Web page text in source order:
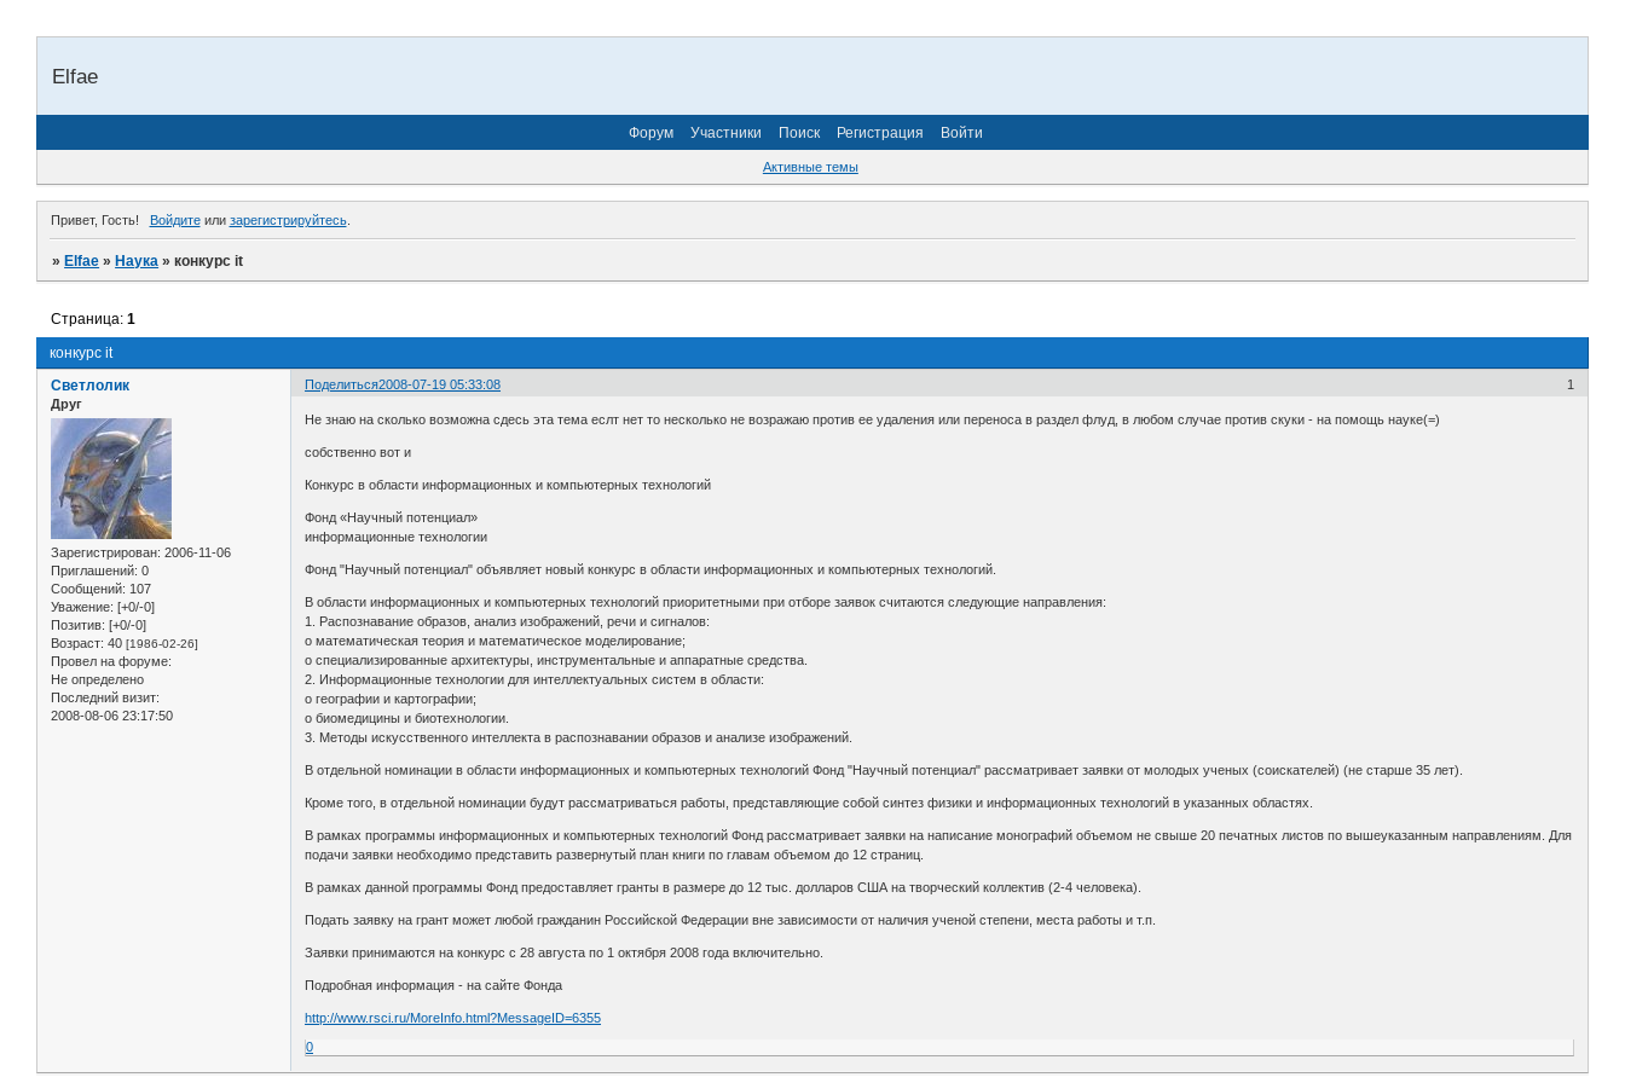
Elfae
Форум Участники Поиск Регистрация Войти
Активные темы
Привет, Гость! Войдитеили зарегистрируйтесь.
»Elfae »Наука »конкурс it
конкурс it
Страница:1
Поделиться 1
2008-07-19 05:33:08
Светлолик
Друг
Зарегистрирован: 2006-11-06
Приглашений: 0
Сообщений: 107
Уважение: [+0/-0]
Позитив: [+0/-0]
Возраст: 40 [1986-02-26]
Провел на форуме:
Не определено
Последний визит:
2008-08-06 23:17:50
Не знаю на сколько возможна сдесь эта тема еслт нет то несколько не возражаю против ее удаления или переноса в раздел флуд, в любом случае против скуки - на помощь науке(=)
собственно вот и
Конкурс в области информационных и компьютерных технологий
Фонд «Научный потенциал»
информационные технологии
Фонд "Научный потенциал" объявляет новый конкурс в области информационных и компьютерных технологий.
В области информационных и компьютерных технологий приоритетными при отборе заявок считаются следующие направления:
1. Распознавание образов, анализ изображений, речи и сигналов:
o математическая теория и математическое моделирование;
o специализированные архитектуры, инструментальные и аппаратные средства.
2. Информационные технологии для интеллектуальных систем в области:
o географии и картографии;
o биомедицины и биотехнологии.
3. Методы искусственного интеллекта в распознавании образов и анализе изображений.
В отдельной номинации в области информационных и компьютерных технологий Фонд "Научный потенциал" рассматривает заявки от молодых ученых (соискателей) (не старше 35 лет).
Кроме того, в отдельной номинации будут рассматриваться работы, представляющие собой синтез физики и информационных технологий в указанных областях.
В рамках программы информационных и компьютерных технологий Фонд рассматривает заявки на написание монографий объемом не свыше 20 печатных листов по вышеуказанным направлениям. Для
подачи заявки необходимо представить развернутый план книги по главам объемом до 12 страниц.
В рамках данной программы Фонд предоставляет гранты в размере до 12 тыс. долларов США на творческий коллектив (2-4 человека).
Подать заявку на грант может любой гражданин Российской Федерации вне зависимости от наличия ученой степени, места работы и т.п.
Заявки принимаются на конкурс с 28 августа по 1 октября 2008 года включительно.
Подробная информация - на сайте Фонда
http://www.rsci.ru/MoreInfo.html?MessageID=6355
0